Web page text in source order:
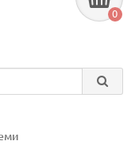
0